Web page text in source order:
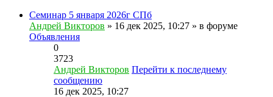
Семинар 5 января 2026г СПб
Андрей Викторов » 16 дек 2025, 10:27 » в форуме
Объявления
0
3723
Андрей Викторов Перейти к последнему
сообщению
16 дек 2025, 10:27